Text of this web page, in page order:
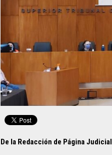
De la Redacción de Página Judicial